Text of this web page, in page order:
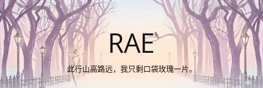
RAE
此行山高路远，我只剩口袋玫瑰一片。